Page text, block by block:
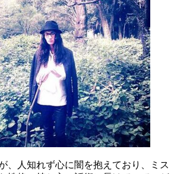
、人知れず心に闇を抱えており、ミス